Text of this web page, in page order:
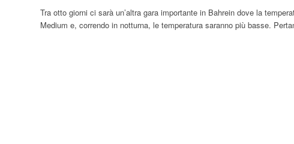
Tra otto giorni ci sarà un’altra gara importante in Bahrein dove la
Medium e, correndo in notturna, le temperatura saranno più basse.